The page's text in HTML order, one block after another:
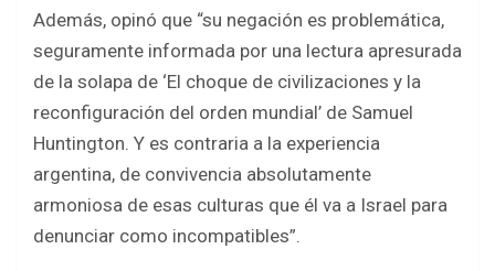
Además, opinó que “su negación es problemática,
seguramente informada por una lectura apresurada
de la solapa de ‘El choque de civilizaciones y la
reconfiguración del orden mundial’ de Samuel
Huntington. Y es contraria a la experiencia
argentina, de convivencia absolutamente
armoniosa de esas culturas que él va a Israel para
denunciar como incompatibles”.